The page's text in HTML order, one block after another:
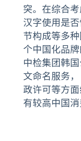
突。在综合
汉字使用是
节构成等多
个中国化品牌
中检集团韩
文命名服务
政许可等方
有较高中国消